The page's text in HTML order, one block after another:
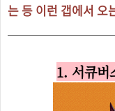
는 등 이런 갭에서 오
1. 서큐버